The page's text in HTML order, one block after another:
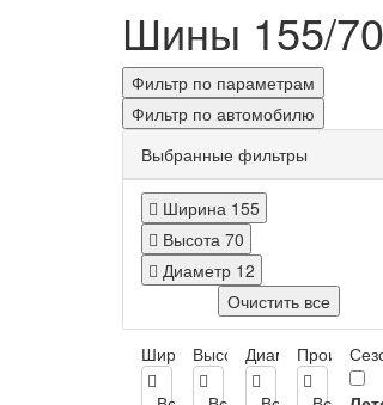
Шины 155/
Фильтр по параметрам
Фильтр по автомобилю
Выбранные фильтры
Ширина 155
Высота 70
Диаметр 12
Очистить все
ШиринаВысотаДиаметр